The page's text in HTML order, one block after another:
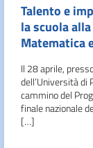
Talento e
la scuola
Matematica
Il 28 aprile,
dell’Università di
cammino del
finale nazionale
[…]